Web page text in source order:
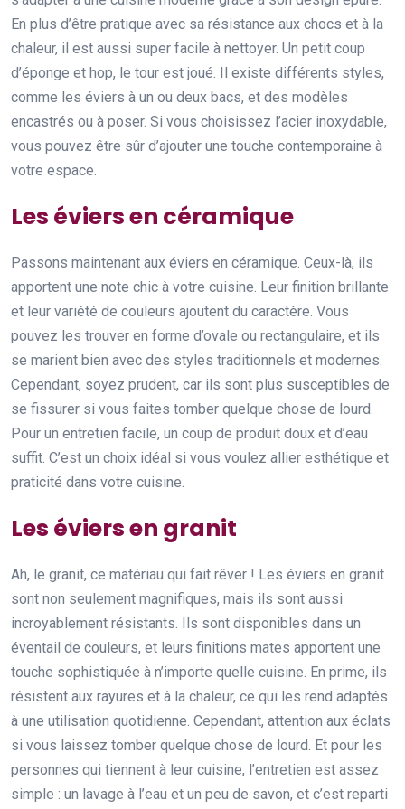
En plus d’être pratique avec sa résistance aux chocs et à la
chaleur, il est aussi super facile à nettoyer. Un petit coup
d’éponge et hop, le tour est joué. Il existe différents styles,
comme les éviers à un ou deux bacs, et des modèles
encastrés ou à poser. Si vous choisissez l’acier inoxydable,
vous pouvez être sûr d’ajouter une touche contemporaine à
votre espace.
Les éviers en céramique
Passons maintenant aux éviers en céramique. Ceux-là, ils
apportent une note chic à votre cuisine. Leur finition brillante
et leur variété de couleurs ajoutent du caractère. Vous
pouvez les trouver en forme d’ovale ou rectangulaire, et ils
se marient bien avec des styles traditionnels et modernes.
Cependant, soyez prudent, car ils sont plus susceptibles de
se fissurer si vous faites tomber quelque chose de lourd.
Pour un entretien facile, un coup de produit doux et d’eau
suffit. C’est un choix idéal si vous voulez allier esthétique et
praticité dans votre cuisine.
Les éviers en granit
Ah, le granit, ce matériau qui fait rêver ! Les éviers en granit
sont non seulement magnifiques, mais ils sont aussi
incroyablement résistants. Ils sont disponibles dans un
éventail de couleurs, et leurs finitions mates apportent une
touche sophistiquée à n’importe quelle cuisine. En prime, ils
résistent aux rayures et à la chaleur, ce qui les rend adaptés
à une utilisation quotidienne. Cependant, attention aux éclats
si vous laissez tomber quelque chose de lourd. Et pour les
personnes qui tiennent à leur cuisine, l’entretien est assez
simple : un lavage à l’eau et un peu de savon, et c’est reparti